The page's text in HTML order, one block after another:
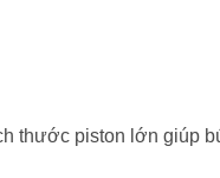
thước piston lớn giúp